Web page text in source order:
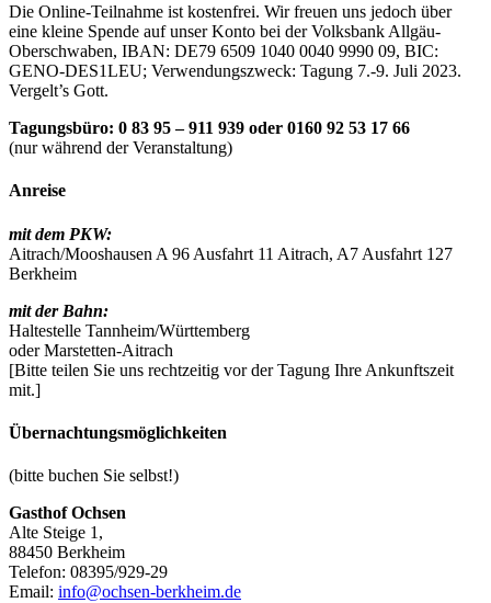
Die Online-Teilnahme ist kostenfrei. Wir freuen uns jedoch über
eine kleine Spende auf unser Konto bei der Volksbank Allgäu-
Oberschwaben, IBAN: DE79 6509 1040 0040 9990 09, BIC:
GENO-DES1LEU; Verwendungszweck: Tagung 7.-9. Juli 2023.
Vergelt’s Gott.
Tagungsbüro: 0 83 95 – 911 939 oder 0160 92 53 17 66
(nur während der Veranstaltung)
Anreise
mit dem PKW:
Aitrach/Mooshausen A 96 Ausfahrt 11 Aitrach, A7 Ausfahrt 127
Berkheim
mit der Bahn:
Haltestelle Tannheim/Württemberg
oder Marstetten-Aitrach
[Bitte teilen Sie uns rechtzeitig vor der Tagung Ihre Ankunftszeit
mit.]
Übernachtungsmöglichkeiten
(bitte buchen Sie selbst!)
Gasthof Ochsen
Alte Steige 1,
88450 Berkheim
Telefon: 08395/929-29
Email: info@ochsen-berkheim.de